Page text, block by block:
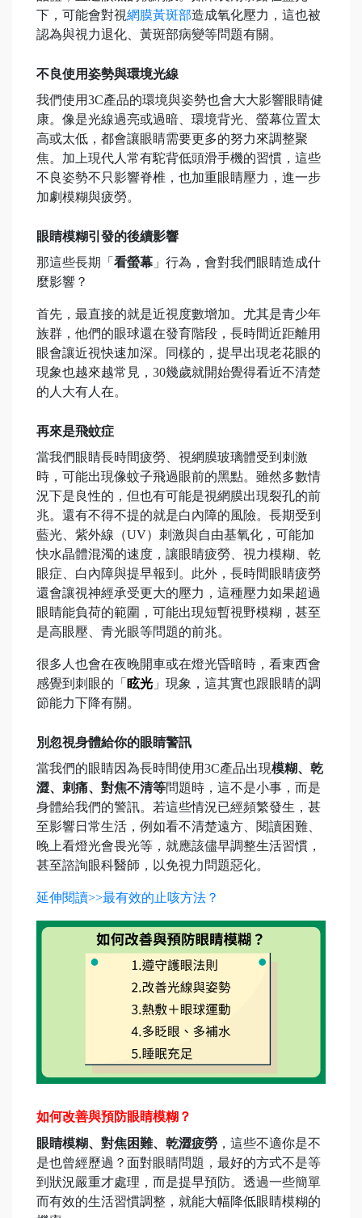
下，可能會對視網膜黃斑部造成氧化壓力，這也被
認為與視力退化、黃斑部病變等問題有關。
不良使用姿勢與環境光線
我們使用3C產品的環境與姿勢也會大大影響眼睛健
康。像是光線過亮或過暗、環境背光、螢幕位置太
高或太低，都會讓眼睛需要更多的努力來調整聚
焦。加上現代人常有駝背低頭滑手機的習慣，這些
不良姿勢不只影響脊椎，也加重眼睛壓力，進一步
加劇模糊與疲勞。
眼睛模糊引發的後續影響
那這些長期「 看螢幕 」行為，會對我們眼睛造成什
麼影響？
首先，最直接的就是近視度數增加。尤其是青少年
族群，他們的眼球還在發育階段，長時間近距離用
眼會讓近視快速加深。同樣的，提早出現老花眼的
現象也越來越常見，30幾歲就開始覺得看近不清楚
的人大有人在。
再來是飛蚊症
當我們眼睛長時間疲勞、視網膜玻璃體受到刺激
時，可能出現像蚊子飛過眼前的黑點。雖然多數情
況下是良性的，但也有可能是視網膜出現裂孔的前
兆。還有不得不提的就是白內障的風險。長期受到
藍光、紫外線（UV）刺激與自由基氧化，可能加
快水晶體混濁的速度，讓眼睛疲勞、視力模糊、乾
眼症、白內障與提早報到。此外，長時間眼睛疲勞
還會讓視神經承受更大的壓力，這種壓力如果超過
眼睛能負荷的範圍，可能出現短暫視野模糊，甚至
是高眼壓、青光眼等問題的前兆。
很多人也會在夜晚開車或在燈光昏暗時，看東西會
感覺到刺眼的「 眩光 」現象，這其實也跟眼睛的調
節能力下降有關。
別忽視身體給你的眼睛警訊
當我們的眼睛因為長時間使用3C產品出現模糊、乾
澀、刺痛、對焦不清等問題時，這不是小事，而是
身體給我們的警訊。若這些情況已經頻繁發生，甚
至影響日常生活，例如看不清楚遠方、閱讀困難、
晚上看燈光會畏光等，就應該儘早調整生活習慣，
甚至諮詢眼科醫師，以免視力問題惡化。
延伸閱讀>>最有效的止咳方法？
如何改善與預防眼睛模糊？
眼睛模糊、對焦困難、乾澀疲勞 ，這些不適你是不
是也曾經歷過？面對眼睛問題，最好的方式不是等
到狀況嚴重才處理，而是提早預防。透過一些簡單
而有效的生活習慣調整，就能大幅降低眼睛模糊的